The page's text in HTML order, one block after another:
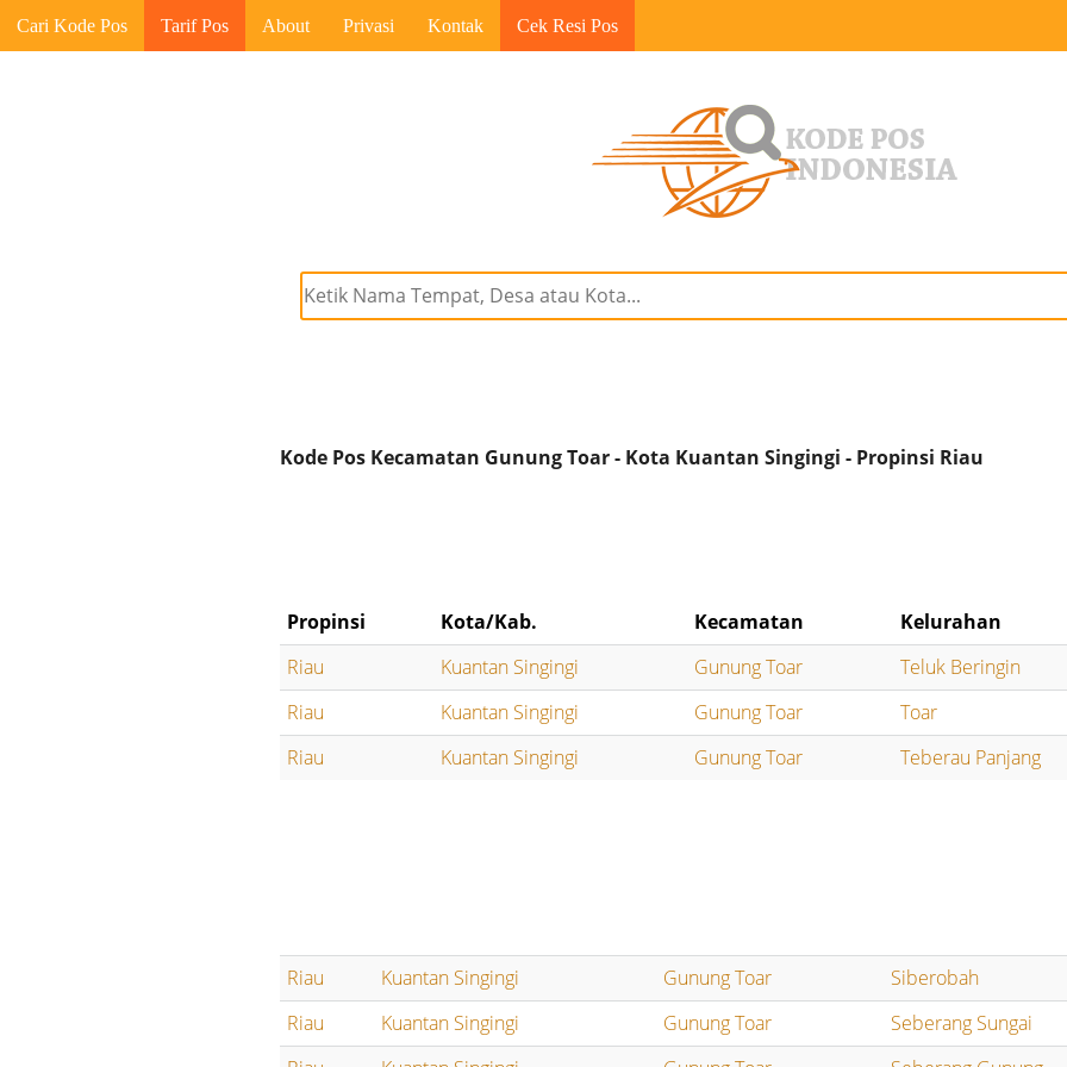
Cari Kode Pos Tarif Pos About Privasi Kontak Cek Resi Pos
Kode Pos Kecamatan Gunung Toar - Kota Kuantan Singingi - Propinsi Riau
Propinsi Kota/Kab. Kecamatan
Kelurahan
Riau
Kuantan Singingi Gunung Toar
Teluk Beringin
Riau
Kuantan Singingi Gunung Toar
Toar
Riau
Kuantan Singingi Gunung Toar Teberau Panjang
Riau Kuantan Singingi Gunung Toar
Siberobah
Riau
Kuantan Singingi Gunung Toar
Seberang Sungai